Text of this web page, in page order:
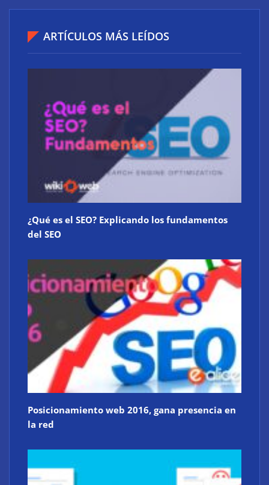
Calcetines de ciclismo: Ligereza, resistencia y
comodidad en perfecta armonía
ARTÍCULOS MÁS LEÍDOS
¿Qué es el SEO? Explicando los fundamentos
del SEO
Posicionamiento web 2016, gana presencia en
la red